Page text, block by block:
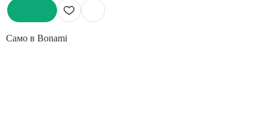
Само в Bonami